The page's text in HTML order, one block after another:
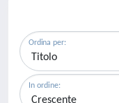
Ordina per:
In ordine: